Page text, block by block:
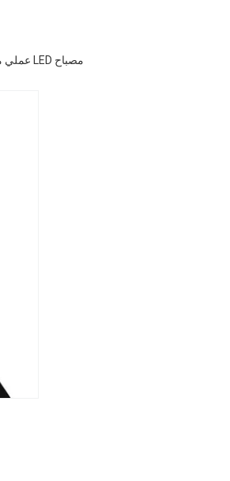
مصباح LED عملي مقاوم لتسرب الماء Highbay ، ألومنيوم LED خطي عالي خليج 5000K